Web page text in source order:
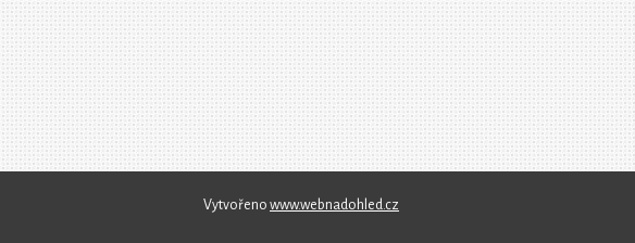
Vytvořeno www.webnadohled.cz